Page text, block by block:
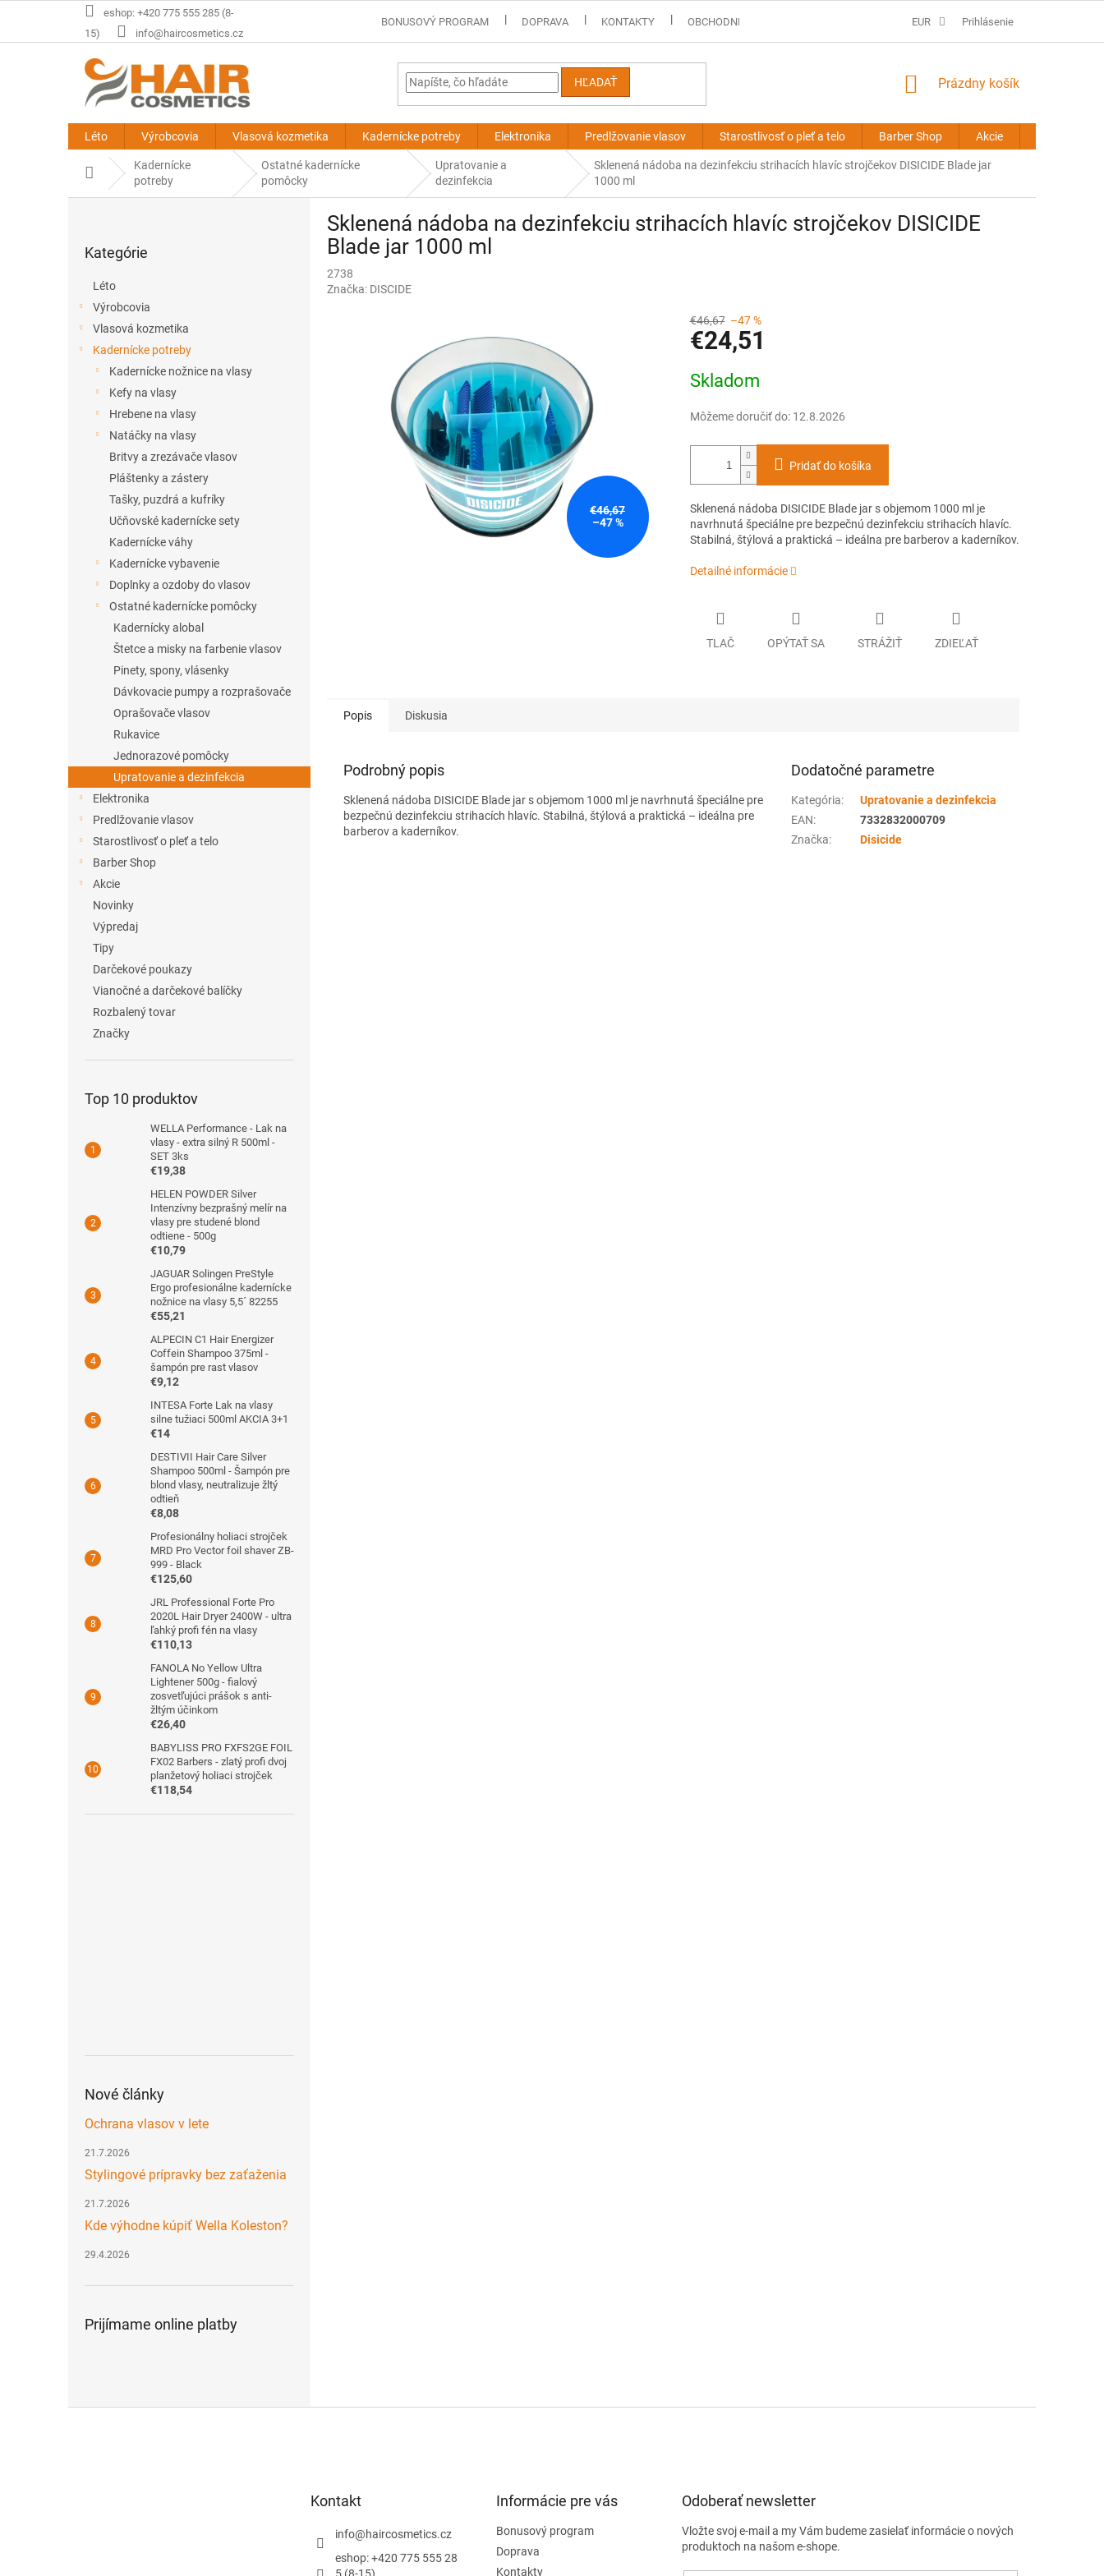
eshop: +420 775 555 285 (8-
15)
info@haircosmetics.cz
BONUSOVÝ PROGRAM DOPRAVA KONTAKTY OBCHODNÉ PODMIENKY PREDLŽOVANIE VLASOV - OBCHODNÉ PODMIENKY
EUR Prihlásenie
HĽADAŤ
NÁKUPNÝ
Prázdny košík
Léto Výrobcovia Vlasová kozmetika Kadernícke potreby Elektronika Predlžovanie vlasov Starostlivosť o pleť a telo Barber Shop Akcie
Domov
Kadernícke
potreby
Ostatné kadernícke
pomôcky
Upratovanie a
dezinfekcia
Sklenená nádoba na dezinfekciu strihacích hlavíc strojčekov DISICIDE Blade jar
1000 ml
kategórie
Kategórie
Léto
Výrobcovia
Vlasová kozmetika
Kadernícke potreby
Kadernícke nožnice na vlasy
Kefy na vlasy
Hrebene na vlasy
Natáčky na vlasy
Britvy a zrezávače vlasov
Pláštenky a zástery
Tašky, puzdrá a kufríky
Učňovské kadernícke sety
Kadernícke váhy
Kadernícke vybavenie
Doplnky a ozdoby do vlasov
Ostatné kadernícke pomôcky
Kadernícky alobal
Štetce a misky na farbenie vlasov
Pinety, spony, vlásenky
Dávkovacie pumpy a rozprašovače
Oprašovače vlasov
Rukavice
Jednorazové pomôcky
Upratovanie a dezinfekcia
Elektronika
Predlžovanie vlasov
Starostlivosť o pleť a telo
Barber Shop
Akcie
Novinky
Výpredaj
Tipy
Darčekové poukazy
Vianočné a darčekové balíčky
Rozbalený tovar
Značky
Top 10 produktov
WELLA Performance - Lak na
vlasy - extra silný R 500ml -
SET 3ks
€19,38
HELEN POWDER Silver
Intenzívny bezprašný melír na
vlasy pre studené blond
odtiene - 500g
€10,79
JAGUAR Solingen PreStyle
Ergo profesionálne kadernícke
nožnice na vlasy 5,5´ 82255
€55,21
ALPECIN C1 Hair Energizer
Coffein Shampoo 375ml -
šampón pre rast vlasov
€9,12
INTESA Forte Lak na vlasy
silne tužiaci 500ml AKCIA 3+1
€14
DESTIVII Hair Care Silver
Shampoo 500ml - Šampón pre
blond vlasy, neutralizuje žltý
odtieň
€8,08
Profesionálny holiaci strojček
MRD Pro Vector foil shaver ZB-
999 - Black
€125,60
JRL Professional Forte Pro
2020L Hair Dryer 2400W - ultra
ľahký profi fén na vlasy
€110,13
FANOLA No Yellow Ultra
Lightener 500g - fialový
zosvetľujúci prášok s anti-
žltým účinkom
€26,40
BABYLISS PRO FXFS2GE FOIL
FX02 Barbers - zlatý profi dvoj
planžetový holiaci strojček
€118,54
Nové články
Ochrana vlasov v lete
21.7.2026
Stylingové prípravky bez zaťaženia
21.7.2026
Kde výhodne kúpiť Wella Koleston?
29.4.2026
Prijímame online platby
Sklenená nádoba na dezinfekciu strihacích hlavíc strojčekov DISICIDE
Blade jar 1000 ml
2738
Značka: DISCIDE
€46,67
–47 %
€46,67 –47 %
€24,51
cena:
Skladom
Môžeme doručiť do: 12.8.2026
Pridať do košíka
Sklenená nádoba DISICIDE Blade jar s objemom 1000 ml je
navrhnutá špeciálne pre bezpečnú dezinfekciu strihacích hlavíc.
Stabilná, štýlová a praktická – ideálna pre barberov a kaderníkov.
Detailné informácie
TLAČ OPÝTAŤ SA STRÁŽIŤ ZDIEĽAŤ
Popis Diskusia
Podrobný popis
Sklenená nádoba DISICIDE Blade jar s objemom 1000 ml je navrhnutá špeciálne pre
bezpečnú dezinfekciu strihacích hlavíc. Stabilná, štýlová a praktická – ideálna pre
barberov a kaderníkov.
Dodatočné parametre
Kategória:
Upratovanie a dezinfekcia
EAN:
7332832000709
Značka: Disicide
Kontakt
info@haircosmetics.cz
eshop: +420 775 555 28
Informácie pre vás
Bonusový program
Doprava
Kontakty
Odoberať newsletter
Vložte svoj e-mail a my Vám budeme zasielať informácie o nových
produktoch na našom e-shope.